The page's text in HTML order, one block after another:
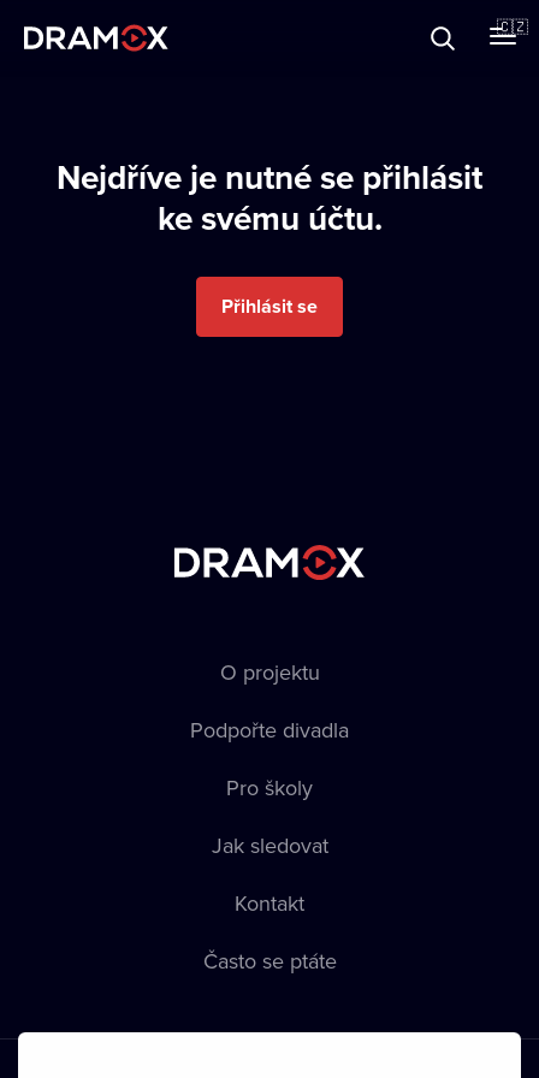
🇨🇿
Registrujte se
Nejdříve je nutné se přihlásit
ke svému účtu.
Přihlásit se
O projektu
Podpořte divadla
Pro školy
Jak sledovat
Kontakt
Často se ptáte